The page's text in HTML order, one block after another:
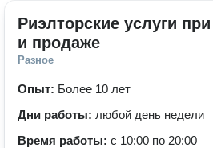
Риэлторские услуги
и продаже
Разное
Опыт: Более 10 лет
Дни работы: любой день недели
Время работы: с 10:00 по 20:00